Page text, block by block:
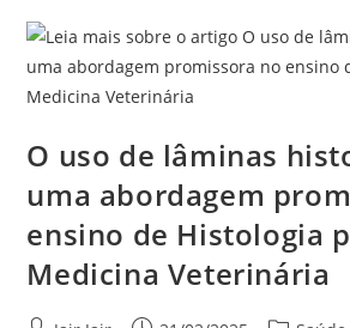
O uso de lâminas
uma abordagem
ensino de Histologia
Medicina Veterinária